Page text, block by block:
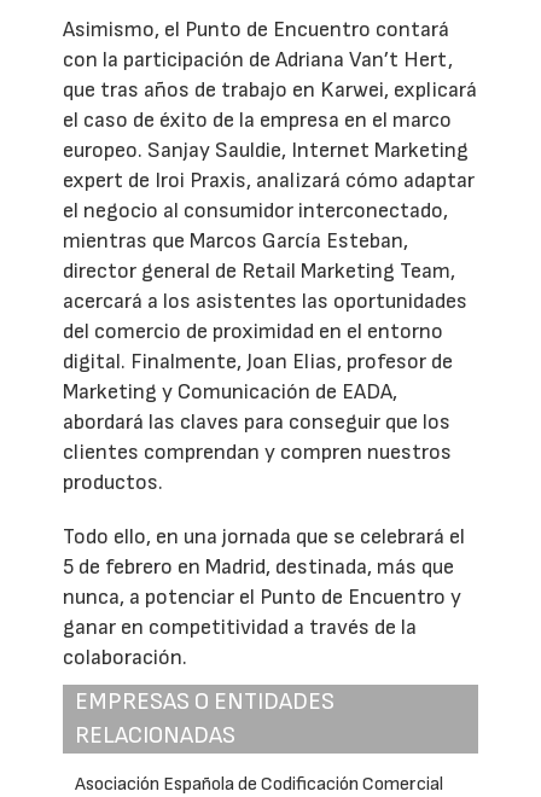
Asimismo, el Punto de Encuentro contará
con la participación de Adriana Van’t Hert,
que tras años de trabajo en Karwei, explicará
el caso de éxito de la empresa en el marco
europeo. Sanjay Sauldie, Internet Marketing
expert de Iroi Praxis, analizará cómo adaptar
el negocio al consumidor interconectado,
mientras que Marcos García Esteban,
director general de Retail Marketing Team,
acercará a los asistentes las oportunidades
del comercio de proximidad en el entorno
digital. Finalmente, Joan Elias, profesor de
Marketing y Comunicación de EADA,
abordará las claves para conseguir que los
clientes comprendan y compren nuestros
productos.
Todo ello, en una jornada que se celebrará el
5 de febrero en Madrid, destinada, más que
nunca, a potenciar el Punto de Encuentro y
ganar en competitividad a través de la
colaboración.
EMPRESAS O ENTIDADES
RELACIONADAS
Asociación Española de Codificación Comercial